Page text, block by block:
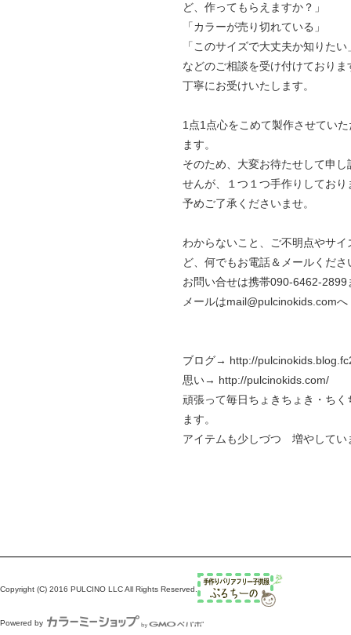
ど、作ってもらえますか？」
「カラーが売り切れている」
「このサイズで大丈夫か知りたい
などのご相談を受け付けておりま
丁寧にお受けいたします。
1点1点心をこめて製作させてい
ます。
そのため、大変お待たせして申し
せんが、１つ１つ手作りしており
予めご了承くださいませ。
わからないこと、ご不明点やサイ
ど、何でもお電話＆メールくださ
お問い合せは携帯090-6462-2899
メールはmail@pulcinokids.comへ
ブログ→ http://
思い→ http://pulcinokids.com/
頑張って毎日ちょきちょき・ちく
ます。
アイテムも少しづつ 増やしてい
Copyright (C) 2016 PULCINO LLC All Rights Reserved.
Powered by